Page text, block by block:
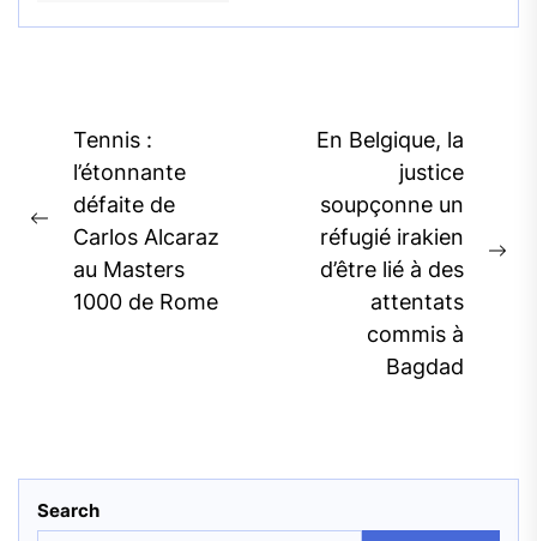
Post
navigation
Previous
post:
Tennis :
l’étonnante
défaite de
Carlos Alcaraz
au Masters
1000 de Rome
En Belgique, la
justice
soupçonne un
réfugié irakien
d’être lié à des
attentats
commis à
Bagdad
Search